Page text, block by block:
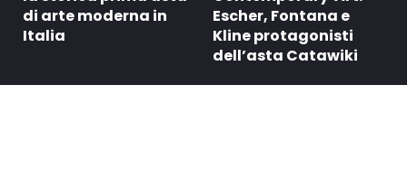
di arte moderna in
Italia
Escher, Fontana e
Kline protagonisti
dell’asta Catawiki